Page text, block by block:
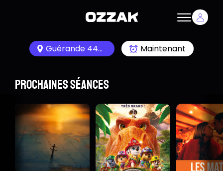
Guérande 44350 Maintenant
Prochaines séances